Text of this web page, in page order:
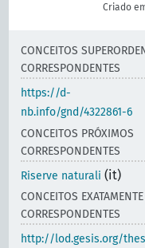
Criado
CONCEITOS
CORRESPONDENTES
https://d-
nb.info/gnd/4322861-6
CONCEITOS PRÓXIMOS
CORRESPONDENTES
Riserve naturali (it)
CONCEITOS EXATAMENTE
CORRESPONDENTES
http://lod.gesis.org/thes